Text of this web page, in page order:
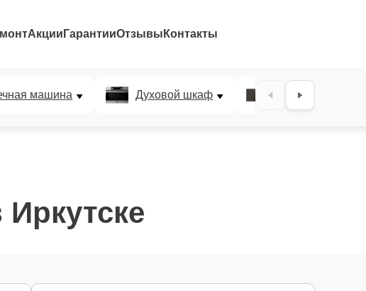
Акции ГарантииОтзывы Контакты
машина Духовой шкаф Варочная